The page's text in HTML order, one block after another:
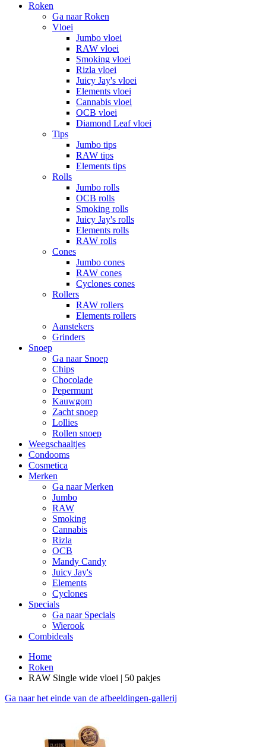
Roken
Ga naar Roken
Vloei
Jumbo vloei
RAW vloei
Smoking vloei
Rizla vloei
Juicy Jay's vloei
Elements vloei
Cannabis vloei
OCB vloei
Diamond Leaf vloei
Tips
Jumbo tips
RAW tips
Elements tips
Rolls
Jumbo rolls
OCB rolls
Smoking rolls
Juicy Jay's rolls
Elements rolls
RAW rolls
Cones
Jumbo cones
RAW cones
Cyclones cones
Rollers
RAW rollers
Elements rollers
Aanstekers
Grinders
Snoep
Ga naar Snoep
Chips
Chocolade
Pepermunt
Kauwgom
Zacht snoep
Lollies
Rollen snoep
Weegschaaltjes
Condooms
Cosmetica
Merken
Ga naar Merken
Jumbo
RAW
Smoking
Cannabis
Rizla
OCB
Mandy Candy
Juicy Jay's
Elements
Cyclones
Specials
Ga naar Specials
Wierook
Combideals
Home
Roken
RAW Single wide vloei | 50 pakjes
Ga naar het einde van de afbeeldingen-gallerij